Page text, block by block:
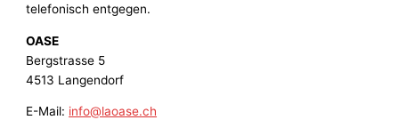
telefonisch entgegen.
OASE
Bergstrasse 5
4513 Langendorf
E-Mail: info@laoase.ch